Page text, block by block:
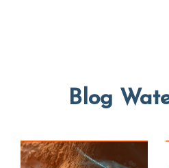
Blog